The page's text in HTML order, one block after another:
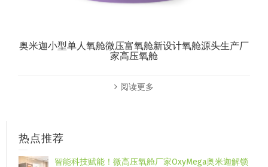
奥米迦小型单人氧舱微压富氧舱新设计氧舱源头生产厂
家高压氧舱
阅读更多
热点推荐
智能科技赋能！微高压氧舱厂家OxyMega奥米迦解锁